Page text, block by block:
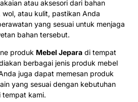
atau aksesori dari bahan
wol, atau kulit, pastikan Anda
yang sesuai untuk menjaga
bahan tersebut.
produk Mebel Jepara di tempat
berbagai jenis produk mebel
juga dapat memesan produk
yang sesuai dengan kebutuhan
tempat kami.